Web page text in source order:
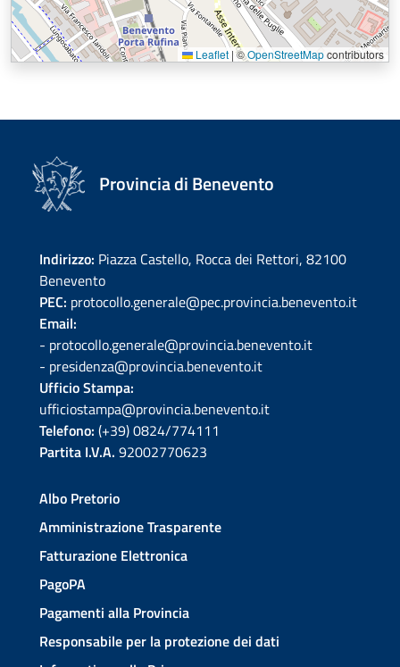
Leaflet |©OpenStreetMapcontributors
Provincia di Benevento
Indirizzo: Piazza Castello, Rocca dei Rettori, 82100
Benevento
PEC: protocollo.generale@pec.provincia.benevento.it
Email:
- protocollo.generale@provincia.benevento.it
- presidenza@provincia.benevento.it
Ufficio Stampa:
ufficiostampa@provincia.benevento.it
Telefono: (+39) 0824/774111
Partita I.V.A. 92002770623
Albo Pretorio
Amministrazione Trasparente
Fatturazione Elettronica
PagoPA
Pagamenti alla Provincia
Responsabile per la protezione dei dati